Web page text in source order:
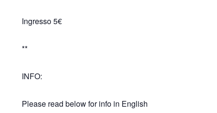
Ingresso 5€
**
INFO:
Please read below for info in English